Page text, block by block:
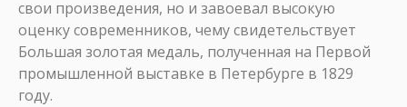
свои произведения, но и завоевал высокую
оценку современников, чему свидетельствует
Большая золотая медаль, полученная на Первой
промышленной выставке в Петербурге в 1829
году.